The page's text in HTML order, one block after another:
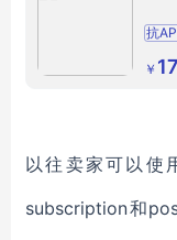
抗
￥
以往卖家可以使
subscription和